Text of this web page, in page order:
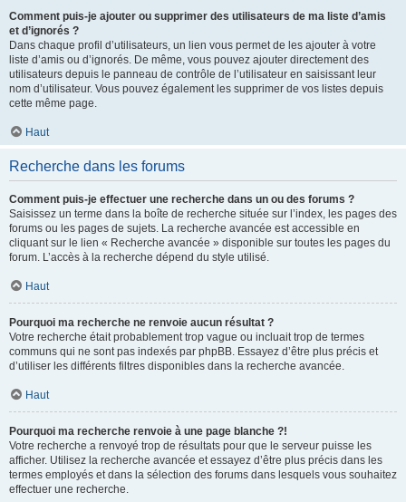
Comment puis-je ajouter ou supprimer des utilisateurs de ma liste d’amis
et d’ignorés ?
Dans chaque profil d’utilisateurs, un lien vous permet de les ajouter à votre
liste d’amis ou d’ignorés. De même, vous pouvez ajouter directement des
utilisateurs depuis le panneau de contrôle de l’utilisateur en saisissant leur
nom d’utilisateur. Vous pouvez également les supprimer de vos listes depuis
cette même page.
Haut
Recherche dans les forums
Comment puis-je effectuer une recherche dans un ou des forums ?
Saisissez un terme dans la boîte de recherche située sur l’index, les pages des
forums ou les pages de sujets. La recherche avancée est accessible en
cliquant sur le lien « Recherche avancée » disponible sur toutes les pages du
forum. L’accès à la recherche dépend du style utilisé.
Haut
Pourquoi ma recherche ne renvoie aucun résultat ?
Votre recherche était probablement trop vague ou incluait trop de termes
communs qui ne sont pas indexés par phpBB. Essayez d’être plus précis et
d’utiliser les différents filtres disponibles dans la recherche avancée.
Haut
Pourquoi ma recherche renvoie à une page blanche ?!
Votre recherche a renvoyé trop de résultats pour que le serveur puisse les
afficher. Utilisez la recherche avancée et essayez d’être plus précis dans les
termes employés et dans la sélection des forums dans lesquels vous souhaitez
effectuer une recherche.